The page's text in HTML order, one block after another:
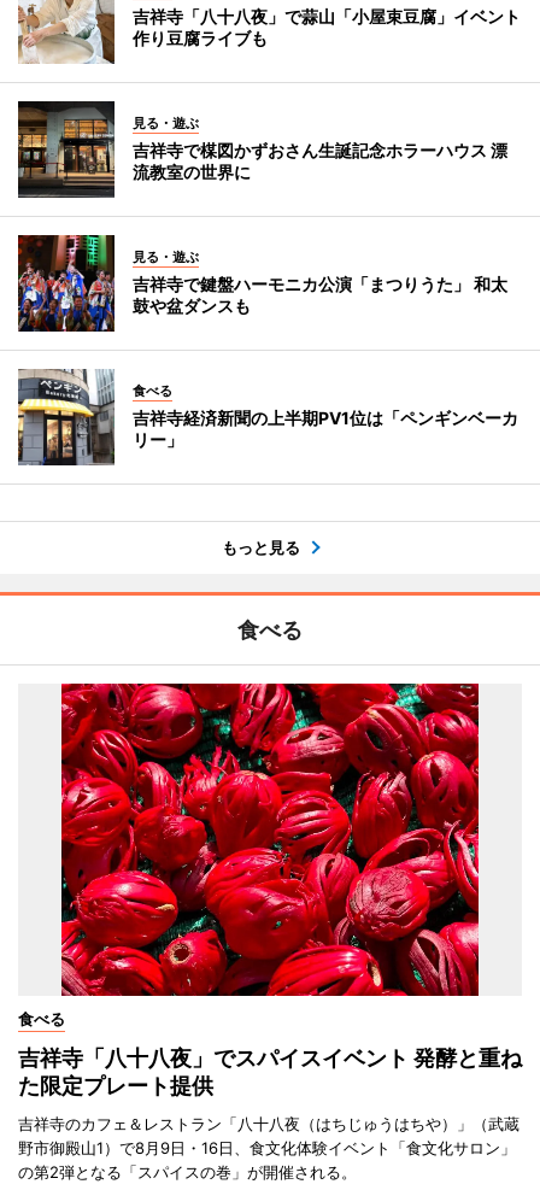
吉祥寺「八十八夜」で蒜山「小屋束豆腐」イベント
作り豆腐ライブも
見る・遊ぶ
吉祥寺で楳図かずおさん生誕記念ホラーハウス 漂
流教室の世界に
見る・遊ぶ
吉祥寺で鍵盤ハーモニカ公演「まつりうた」 和太
鼓や盆ダンスも
食べる
吉祥寺経済新聞の上半期PV1位は「ペンギンベーカ
リー」
もっと見る
食べる
食べる
吉祥寺「八十八夜」でスパイスイベント 発酵と重ね
た限定プレート提供
吉祥寺のカフェ＆レストラン「八十八夜（はちじゅうはちや）」（武蔵
野市御殿山1）で8月9日・16日、食文化体験イベント「食文化サロン」
の第2弾となる「スパイスの巻」が開催される。